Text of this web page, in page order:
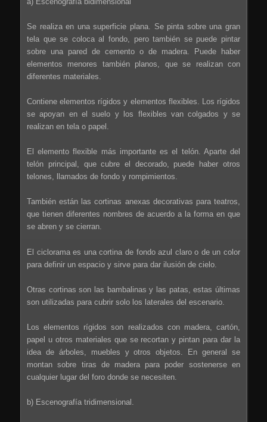
Se realiza en una superficie plana. Se pinta sobre una gran
tela que se coloca al fondo, pero también se puede pintar
sobre una pared de cemento o de madera. Puede haber
elementos menores también planos, que se realizan con
diferentes materiales.
Contiene elementos rígidos y elementos flexibles. Los rígidos
se apoyan en el suelo y los flexibles van colgados y se
realizan en tela o papel.
El elemento flexible más importante es el telón. Aparte del
telón principal, que cubre el decorado, puede haber otros
telones, llamados de fondo y rompimientos.
También están las cortinas anexas decorativas para teatros,
que tienen diferentes nombres de acuerdo a la forma en que
se abren y se cierran.
El ciclorama es una cortina de fondo azul claro o de un color
para definir un espacio y sirve para dar ilusión de cielo.
Otras cortinas son las bambalinas y las patas, estas últimas
son utilizadas para cubrir solo los laterales del escenario.
Los elementos rígidos son realizados con madera, cartón,
papel u otros materiales que se recortan y pintan para dar la
idea de árboles, muebles y otros objetos. En general se
montan sobre tiras de madera para poder sostenerse en
cualquier lugar del foro donde se necesiten.
b) Escenografía tridimensional.